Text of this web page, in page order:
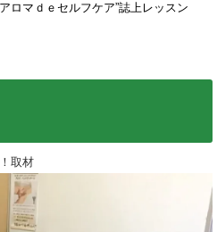
マｄｅセルフケア”誌上レッスン
取材